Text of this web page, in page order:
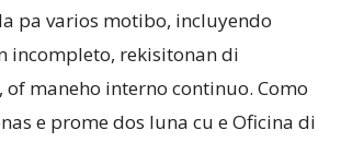
pa varios motibo, incluyendo
incompleto, rekisitonan di
of maneho interno continuo. Como
e prome dos luna cu e Oficina di